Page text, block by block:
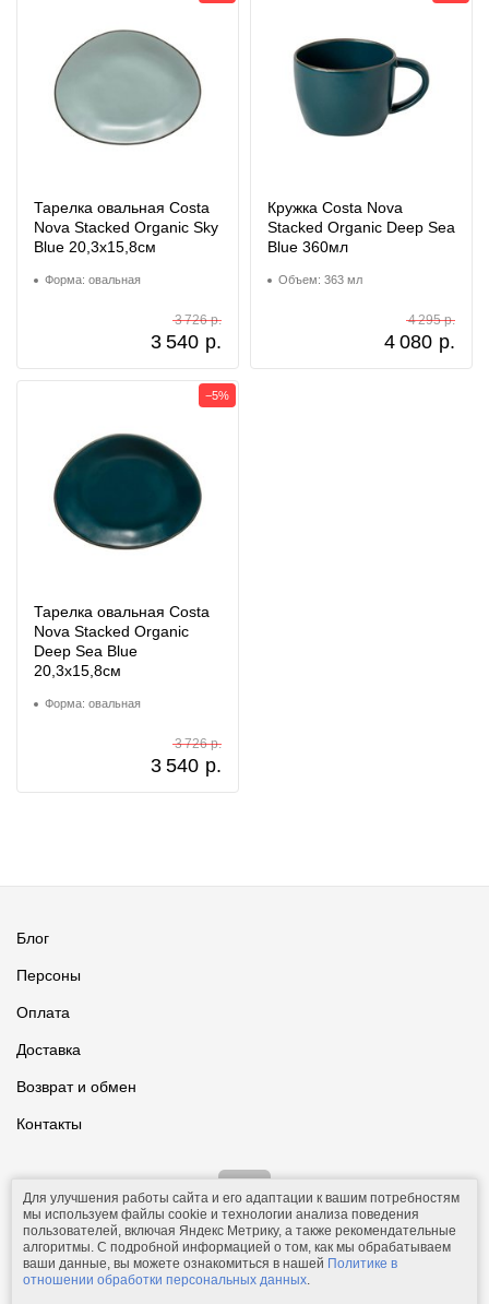
Тарелка овальная Costa
Nova Stacked Organic Sky
Blue 20,3x15,8см
Форма: овальная
3 540 р.
3 726 р.
Кружка Costa Nova
Stacked Organic Deep Sea
Blue 360мл
Объем: 363 мл
4 080 р.
4 295 р.
Тарелка овальная Costa
Nova Stacked Organic
Deep Sea Blue
20,3x15,8см
Форма: овальная
3 540 р.
3 726 р.
−5%
Блог
Персоны
Оплата
Доставка
Возврат и обмен
Контакты
© 2011-2026.Comfolio.ru— интернет-магазин текстиля и товаров
для дома.
Для улучшения работы сайта и его адаптации к вашим потребностям
мы используем файлы cookie и технологии анализа поведения
пользователей, включая Яндекс Метрику, а также рекомендательные
алгоритмы. С подробной информацией о том, как мы обрабатываем
ваши данные, вы можете ознакомиться в нашей Политике в
отношении обработки персональных данных.